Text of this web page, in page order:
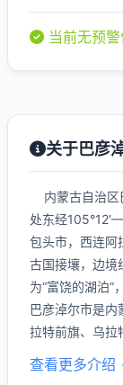
当前无预
关于巴彦
内蒙古自治区
处东经
包头市，西连阿
古国接壤，边境
为“富饶的湖泊”
巴彦淖尔市是内
拉特前旗、乌拉
查看更多介